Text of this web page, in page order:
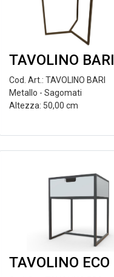
TAVOLINO BARI
Cod. Art.: TAVOLINO BARI
Metallo - Sagomati
Altezza: 50,00 cm
TAVOLINO ECO